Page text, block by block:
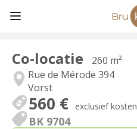
Co-locatie
260 m²
Rue de Mérode 394
Vorst
560 € exclusief kosten
BK 9704